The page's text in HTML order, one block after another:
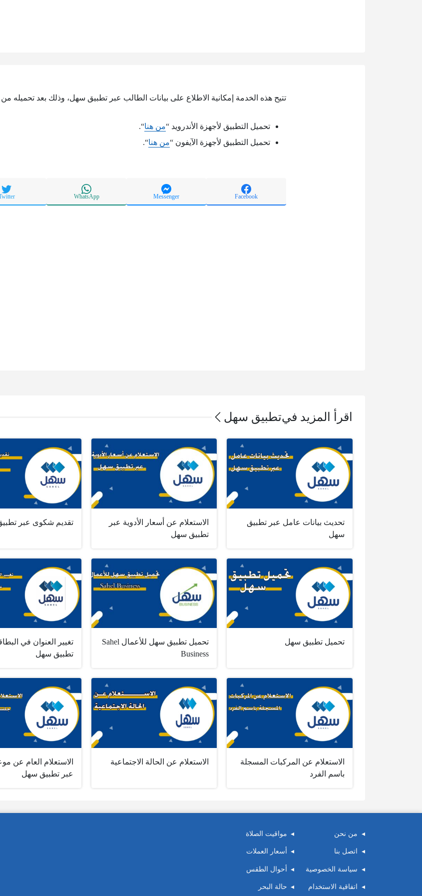
تتيح هذه الخدمة إمكانية الاطلاع على بيانات الطالب عبر تطبيق سهل، وذلك بعد تحميله من
تحميل التطبيق لأجهزة الأندرويد “من هنا“.
تحميل التطبيق لأجهزة الآيفون “من هنا“.
Facebook
Messenger
WhatsApp
اقرأ المزيد فيتطبيق سهل
تحديث بيانات عامل عبر تطبيق
سهل
الاستعلام عن أسعار الأدوية عبر
تطبيق سهل
تقديم شكوى عبر
تحميل تطبيق سهل
تحميل تطبيق سهل للأعمال Sahel
Business
تغيير العنوان في
تطبيق سهل
الاستعلام عن المركبات المسجلة
باسم الفرد
الاستعلام عن الحالة الاجتماعية
الاستعلام العام عن
عبر تطبيق سهل
من نحن
اتصل بنا
سياسة الخصوصية
اتفاقية الاستخدام
مواقيت الصلاة
أسعار العملات
أحوال الطقس
حالة البحر